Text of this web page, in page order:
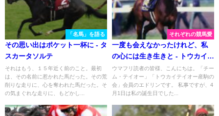
「名馬」を語る
その思い出はポケット一杯に - タ
スカータソルテ
それはもう、１５年近く前のこと。最初
は、その名前に惹かれた馬だった。その荒
削りな走りに、心を奪われた馬だった。そ
の気まぐれな走りに、もどかし...
それぞれの競馬愛
一度も会えなかったけれど、私
の心には生き生きと - トウカイテ
イオー産駒チタニックオー
ウマフリ読者の皆様、こんにちは。「チー
ム・テイオー」「トウカイテイオー産駒の
会」会員のエドリンです。 私事ですが、4
月1日は私の誕生日でした...